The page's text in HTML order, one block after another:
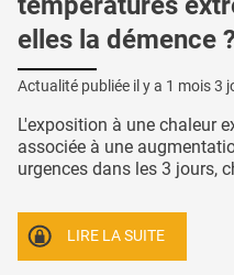
elles la démence ?
Actualité publiée il y a 1 mois 3
L'exposition à une chaleur
associée à une
urgences dans les 3 jours,
LIRE LA SUITE